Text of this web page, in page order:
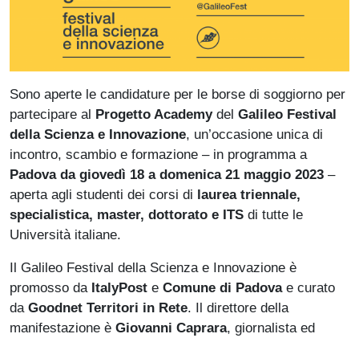
Sono aperte le candidature per le borse di soggiorno per
partecipare al Progetto Academydel Galileo Festival
della Scienza e Innovazione, un’occasione unica di
incontro, scambio e formazione – in programma a
Padova da giovedì 18 a domenica 21 maggio 2023 –
aperta agli studenti dei corsi di laurea triennale,
specialistica, master, dottorato e ITS di tutte le
Università italiane.
Il Galileo Festival della Scienza e Innovazione è
promosso da ItalyPost e Comune di Padovae curato
da Goodnet Territori in Rete. Il direttore della
manifestazione è Giovanni Caprara, giornalista ed